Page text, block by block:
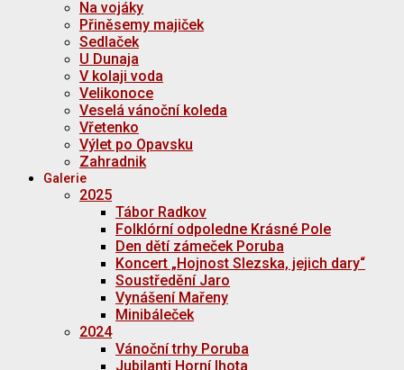
Na vojáky
Přiněsemy majiček
Sedlaček
U Dunaja
V kolaji voda
Velikonoce
Veselá vánoční koleda
Vřetenko
Výlet po Opavsku
Zahradnik
Galerie
2025
Tábor Radkov
Folklórní odpoledne Krásné Pole
Den dětí zámeček Poruba
Koncert „Hojnost Slezska, jejich dary“
Soustředění Jaro
Vynášení Mařeny
Minibáleček
2024
Vánoční trhy Poruba
Jubilanti Horní lhota